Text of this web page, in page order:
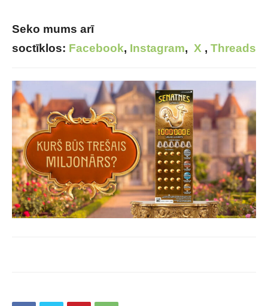
Seko mums arī
soctīklos: Facebook, Instagram, X , Threads